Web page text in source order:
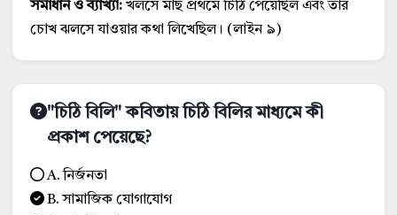
সমাধান ও ব্যাখ্যা: খলসে মাছ প্রথমে চিঠি পেয়েছিল এবং তার
চোখ ঝলসে যাওয়ার কথা লিখেছিল। (লাইন ৯)
"চিঠি বিলি" কবিতায় চিঠি বিলির মাধ্যমে কী
প্রকাশ পেয়েছে?
A. নির্জনতা
B. সামাজিক যোগাযোগ